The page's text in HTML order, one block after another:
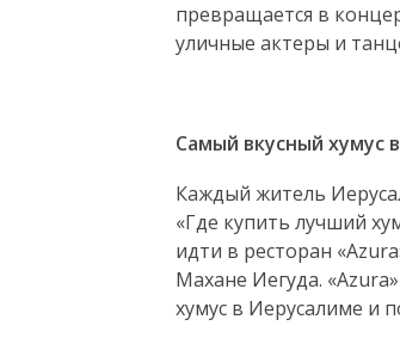
превращается в
уличные актеры и
Самый вкусный хумус
Каждый житель
«Где купить лучший
идти в ресторан
Махане Иегуда.
хумус в Иерусалиме и